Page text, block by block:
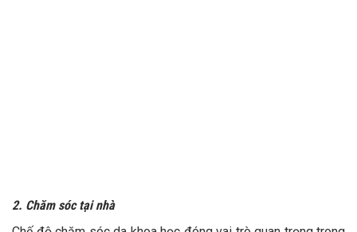
2. Chăm sóc tại nhà